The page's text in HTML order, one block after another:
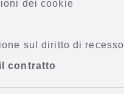
dei cookie
sul diritto di recesso
contratto